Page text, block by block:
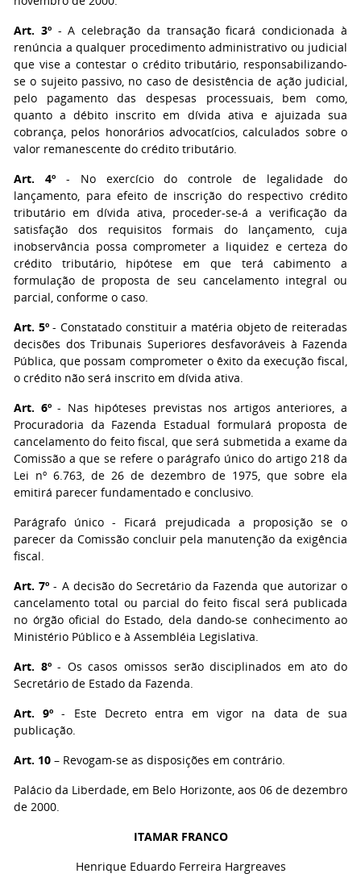
Art. 3º- A celebração da transação ficará condicionada à
renúncia a qualquer procedimento administrativo ou judicial
que vise a contestar o crédito tributário, responsabilizando-
se o sujeito passivo, no caso de desistência de ação judicial,
pelo pagamento das despesas processuais, bem como,
quanto a débito inscrito em dívida ativa e ajuizada sua
cobrança, pelos honorários advocatícios, calculados sobre o
valor remanescente do crédito tributário.
Art. 4º- No exercício do controle de legalidade do
lançamento, para efeito de inscrição do respectivo crédito
tributário em dívida ativa, proceder-se-á a verificação da
satisfação dos requisitos formais do lançamento, cuja
inobservância possa comprometer a liquidez e certeza do
crédito tributário, hipótese em que terá cabimento a
formulação de proposta de seu cancelamento integral ou
parcial, conforme o caso.
Art. 5º- Constatado constituir a matéria objeto de reiteradas
decisões dos Tribunais Superiores desfavoráveis à Fazenda
Pública, que possam comprometer o êxito da execução fiscal,
o crédito não será inscrito em dívida ativa.
Art. 6º- Nas hipóteses previstas nos artigos anteriores, a
Procuradoria da Fazenda Estadual formulará proposta de
cancelamento do feito fiscal, que será submetida a exame da
Comissão a que se refere o parágrafo único do artigo 218 da
Lei nº 6.763, de 26 de dezembro de 1975, que sobre ela
emitirá parecer fundamentado e conclusivo.
Parágrafo único - Ficará prejudicada a proposição se o
parecer da Comissão concluir pela manutenção da exigência
fiscal.
Art. 7º - A decisão do Secretário da Fazenda que autorizar o
cancelamento total ou parcial do feito fiscal será publicada
no órgão oficial do Estado, dela dando-se conhecimento ao
Ministério Público e à Assembléia Legislativa.
Art. 8º- Os casos omissos serão disciplinados em ato do
Secretário de Estado da Fazenda.
Art. 9º - Este Decreto entra em vigor na data de sua
publicação.
Art. 10 – Revogam-se as disposições em contrário.
Palácio da Liberdade, em Belo Horizonte, aos 06 de dezembro
de 2000.
ITAMAR FRANCO
Henrique Eduardo Ferreira Hargreaves